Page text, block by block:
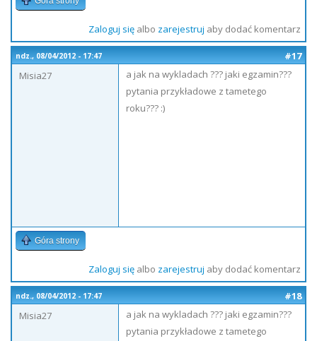
Zaloguj sięalbo zarejestruj aby dodać komentarz
ndz., 08/04/2012 - 17:47
#17
Misia27
a jak na wykladach ??? jaki egzamin???
pytania przykładowe z tametego
roku??? :)
Góra strony
Zaloguj sięalbo zarejestruj aby dodać komentarz
ndz., 08/04/2012 - 17:47
#18
Misia27
a jak na wykladach ??? jaki egzamin???
pytania przykładowe z tametego